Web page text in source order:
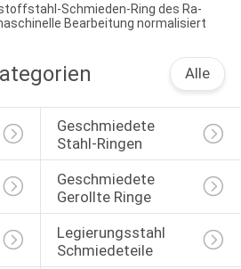
Schmieden-Ring des Ra-
Bearbeitung normalisiert
Alle
Geschmiedete
Stahl-Ringen
Geschmiedete
Gerollte Ringe
Legierungsstahl
Schmiedeteile